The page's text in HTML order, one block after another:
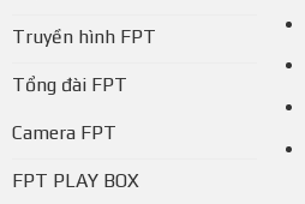
Truyền hình FPT
Tổng đài FPT
Camera FPT
FPT PLAY BOX